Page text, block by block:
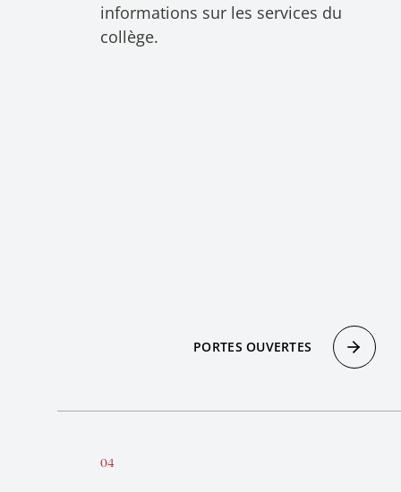
informations sur les services du
collège.
PORTES OUVERTES